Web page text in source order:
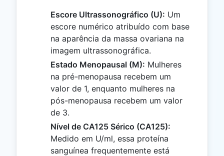
Escore Ultrassonográfico (U): Um
escore numérico atribuído com base
na aparência da massa ovariana na
imagem ultrassonográfica.
Estado Menopausal (M): Mulheres
na pré-menopausa recebem um
valor de 1, enquanto mulheres na
pós-menopausa recebem um valor
de 3.
Nível de CA125 Sérico (CA125):
Medido em U/ml, essa proteína
sanguínea frequentemente está